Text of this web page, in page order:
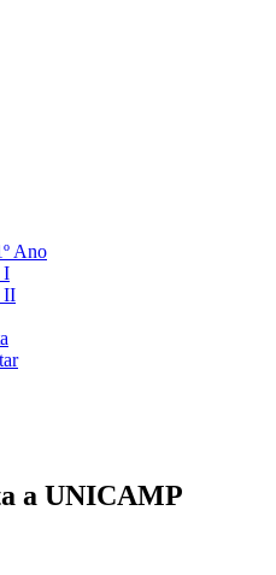
Ano
I
II
a UNICAMP